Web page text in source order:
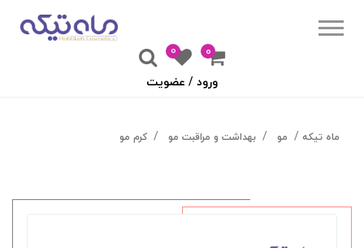
۰
0
ورود / عضویت
ماه تیکه مو بهداشت و مراقبت مو کرم مو